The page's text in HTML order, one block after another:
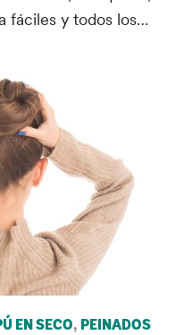
fáciles y todos los…
EN SECO, PEINADOS